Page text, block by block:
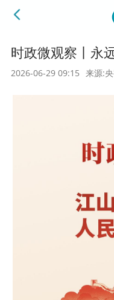
时政微观察丨永
2026-06-29 09:15 来源: